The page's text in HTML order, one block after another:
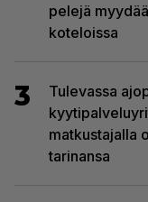
pelejä
koteloissa
3
Tulevassa
matkustajalla
tarinansa